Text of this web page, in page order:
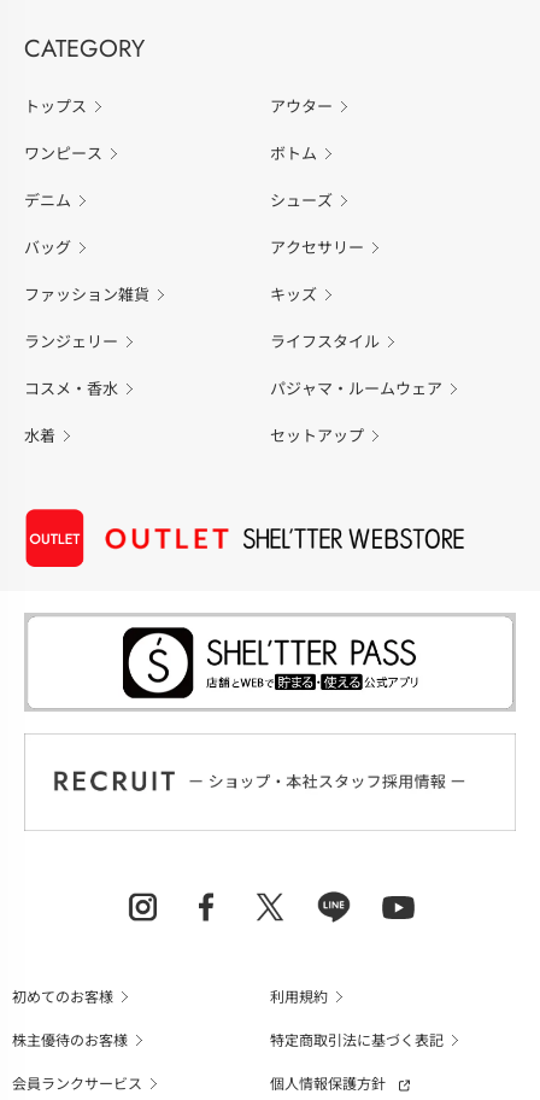
CATEGORY
トップス アウター
ワンピース ボトム
デニム シューズ
バッグ アクセサリー
ファッション雑貨 キッズ
ランジェリー ライフスタイル
コスメ・香水 パジャマ・ルームウェア
水着 セットアップ
初めてのお客様
利用規約
株主優待のお客様
特定商取引法に基づく表記
会員ランクサービス
個人情報保護方針